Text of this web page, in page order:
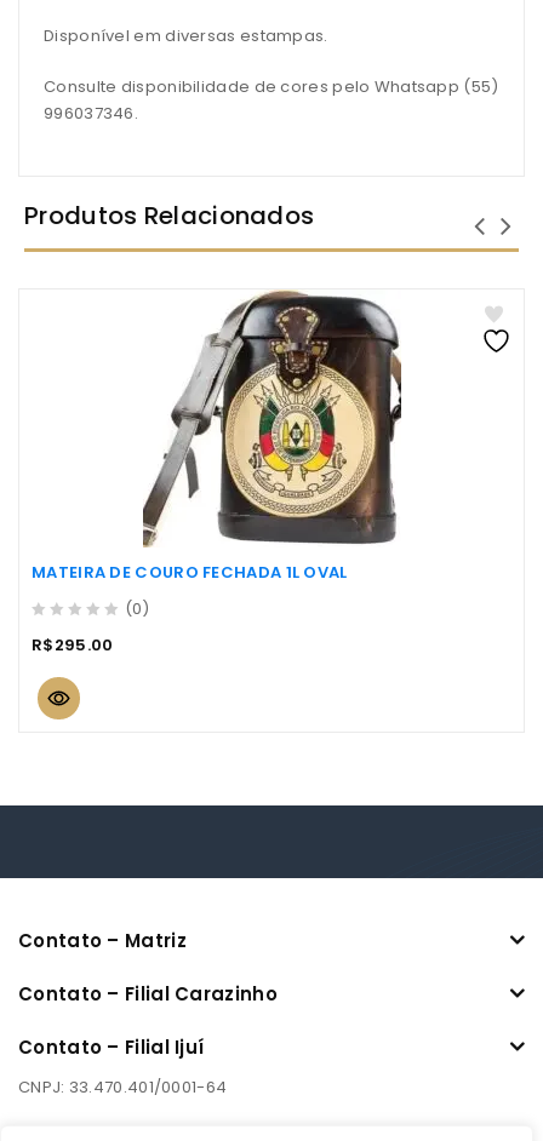
Disponível em diversas estampas.
Consulte disponibilidade de cores pelo Whatsapp (55)
996037346.
Produtos Relacionados
MATEIRA DE COURO FECHADA 1L OVAL
out
5
(0)
R$295.00
Contato – Matriz
Contato – Filial Carazinho
Contato – Filial Ijuí
CNPJ: 33.470.401/0001-64